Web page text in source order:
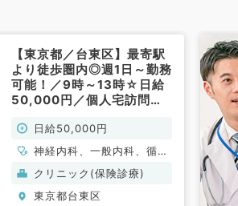
【東京都／台東区】最寄駅
より徒歩圏内◎週1日～勤務
可能！／9時～13時☆日給
50,000円／個人宅訪問診
非常勤）
日給50,000円
神経内科、一般内科、循環
器内科、呼吸器内科、消化
器内科、内分泌・代謝内
科、腎臓内科、老年内科、
クリニック(保険診療)
東京都台東区